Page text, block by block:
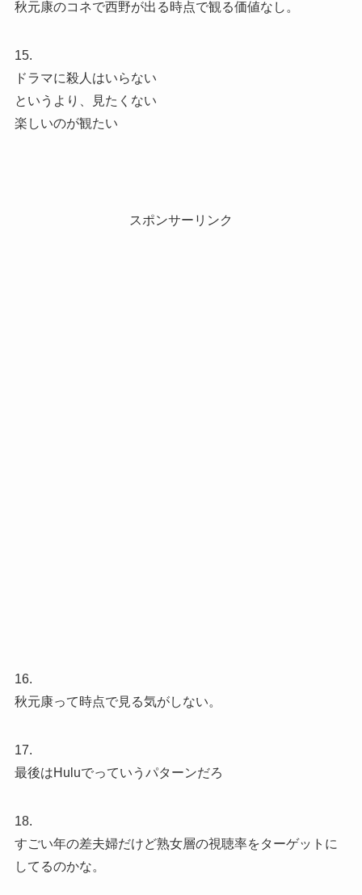
秋元康のコネで西野が出る時点で観る価値なし。
15.
ドラマに殺人はいらない
というより、見たくない
楽しいのが観たい
スポンサーリンク
16.
秋元康って時点で見る気がしない。
17.
最後はHuluでっていうパターンだろ
18.
すごい年の差夫婦だけど熟女層の視聴率をターゲットに
してるのかな。